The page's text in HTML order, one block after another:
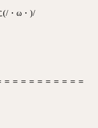
(/・ω・)/
＝＝＝＝＝＝＝＝＝